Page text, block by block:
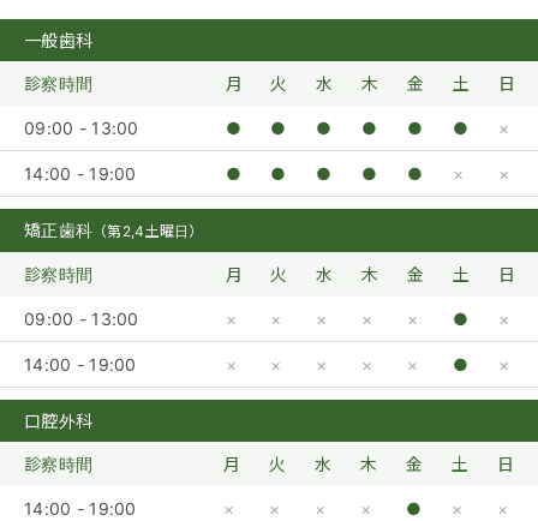
一般歯科
診察時間 月 火 水 木 金 土 日
09:00 - 13:00 ● ● ● ● ● ● ×
14:00 - 19:00 ● ● ● ● ● × ×
矯正歯科 （第2,4土曜日）
診察時間 月 火 水 木 金 土 日
09:00 - 13:00 × × × × × ● ×
14:00 - 19:00 × × × × × ● ×
口腔外科
診察時間 月 火 水 木 金 土 日
14:00 - 19:00 × × × × ● × ×